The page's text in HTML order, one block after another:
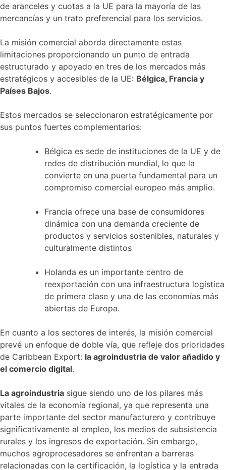
de aranceles y cuotas a la UE para la mayoría de las
mercancías y un trato preferencial para los servicios.
La misión comercial aborda directamente estas
limitaciones proporcionando un punto de entrada
estructurado y apoyado en tres de los mercados más
estratégicos y accesibles de la UE: Bélgica, Francia y
Países Bajos.
Estos mercados se seleccionaron estratégicamente por
sus puntos fuertes complementarios:
Bélgica es sede de instituciones de la UE y de
redes de distribución mundial, lo que la
convierte en una puerta fundamental para un
compromiso comercial europeo más amplio.
Francia ofrece una base de consumidores
dinámica con una demanda creciente de
productos y servicios sostenibles, naturales y
culturalmente distintos
Holanda es un importante centro de
reexportación con una infraestructura logística
de primera clase y una de las economías más
abiertas de Europa.
En cuanto a los sectores de interés, la misión comercial
prevé un enfoque de doble vía, que refleje dos prioridades
de Caribbean Export: la agroindustria de valor añadido y
el comercio digital.
La agroindustria sigue siendo uno de los pilares más
vitales de la economía regional, ya que representa una
parte importante del sector manufacturero y contribuye
significativamente al empleo, los medios de subsistencia
rurales y los ingresos de exportación. Sin embargo,
muchos agroprocesadores se enfrentan a barreras
relacionadas con la certificación, la logística y la entrada